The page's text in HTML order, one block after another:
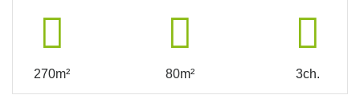
270m² 80m² 3ch.